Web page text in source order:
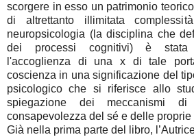
scorgere in esso un patrimonio
di altrettanto illimitata
neuropsicologia (la disciplina che
dei processi cognitivi) è stata
l'accoglienza di una x di tale
coscienza in una significazione del
psicologico che si riferisce allo
spiegazione dei meccanismi di
consapevolezza del sé e delle
Già nella prima parte del libro,